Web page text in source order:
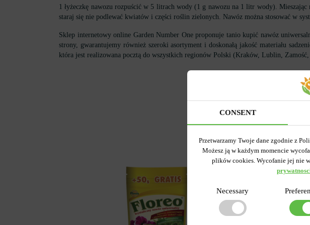
1 łyżeczkę nawozu rozpuścić w 5 litrach wody (1 g nawozu na 1 litr wody).
staraj się nie podlewać kwiatów i części roślin zielonych. Nawóz można stosować w
Sklep internetowy online Garden Number One proponuje tanio kupić nawóz
strony, gwarantujemy również szeroki asortyment i doskonałą jakość materiału
która jest realizowana pocztą do wszystkich regionów Polski (Kraków, Lublin,
CONSENT
Przetwarzamy Twoje dane zgodnie z
Możesz ją w każdym momencie
plików cookies. Wycofanie jej nie
Necessary